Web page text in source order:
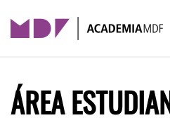
Skip to main content
ÁREA